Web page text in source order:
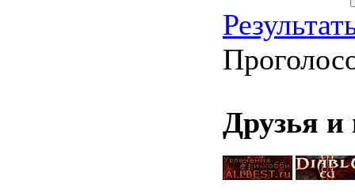
Друзья